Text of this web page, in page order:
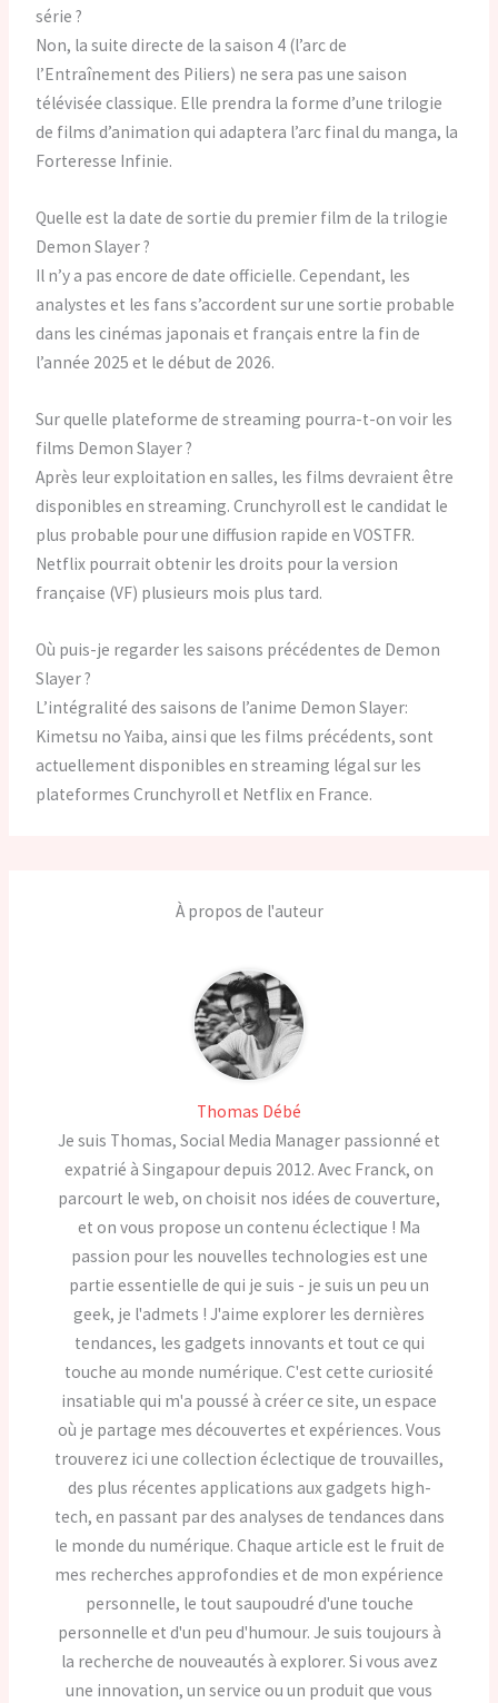
série ?
Non, la suite directe de la saison 4 (l’arc de
l’Entraînement des Piliers) ne sera pas une saison
télévisée classique. Elle prendra la forme d’une trilogie
de films d’animation qui adaptera l’arc final du manga, la
Forteresse Infinie.
Quelle est la date de sortie du premier film de la trilogie
Demon Slayer ?
Il n’y a pas encore de date officielle. Cependant, les
analystes et les fans s’accordent sur une sortie probable
dans les cinémas japonais et français entre la fin de
l’année 2025 et le début de 2026.
Sur quelle plateforme de streaming pourra-t-on voir les
films Demon Slayer ?
Après leur exploitation en salles, les films devraient être
disponibles en streaming. Crunchyroll est le candidat le
plus probable pour une diffusion rapide en VOSTFR.
Netflix pourrait obtenir les droits pour la version
française (VF) plusieurs mois plus tard.
Où puis-je regarder les saisons précédentes de Demon
Slayer ?
L’intégralité des saisons de l’anime Demon Slayer:
Kimetsu no Yaiba, ainsi que les films précédents, sont
actuellement disponibles en streaming légal sur les
plateformes Crunchyroll et Netflix en France.
À propos de l'auteur
Thomas Débé
Je suis Thomas, Social Media Manager passionné et
expatrié à Singapour depuis 2012. Avec Franck, on
parcourt le web, on choisit nos idées de couverture,
et on vous propose un contenu éclectique ! Ma
passion pour les nouvelles technologies est une
partie essentielle de qui je suis - je suis un peu un
geek, je l'admets ! J'aime explorer les dernières
tendances, les gadgets innovants et tout ce qui
touche au monde numérique. C'est cette curiosité
insatiable qui m'a poussé à créer ce site, un espace
où je partage mes découvertes et expériences. Vous
trouverez ici une collection éclectique de trouvailles,
des plus récentes applications aux gadgets high-
tech, en passant par des analyses de tendances dans
le monde du numérique. Chaque article est le fruit de
mes recherches approfondies et de mon expérience
personnelle, le tout saupoudré d'une touche
personnelle et d'un peu d'humour. Je suis toujours à
la recherche de nouveautés à explorer. Si vous avez
une innovation, un service ou un produit que vous